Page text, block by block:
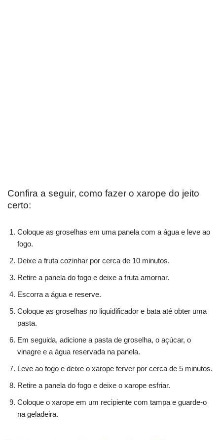
Confira a seguir, como fazer o xarope do jeito
certo:
Coloque as groselhas em uma panela com a água e leve ao
fogo.
Deixe a fruta cozinhar por cerca de 10 minutos.
Retire a panela do fogo e deixe a fruta amornar.
Escorra a água e reserve.
Coloque as groselhas no liquidificador e bata até obter uma
pasta.
Em seguida, adicione a pasta de groselha, o açúcar, o
vinagre e a água reservada na panela.
Leve ao fogo e deixe o xarope ferver por cerca de 5 minutos.
Retire a panela do fogo e deixe o xarope esfriar.
Coloque o xarope em um recipiente com tampa e guarde-o
na geladeira.